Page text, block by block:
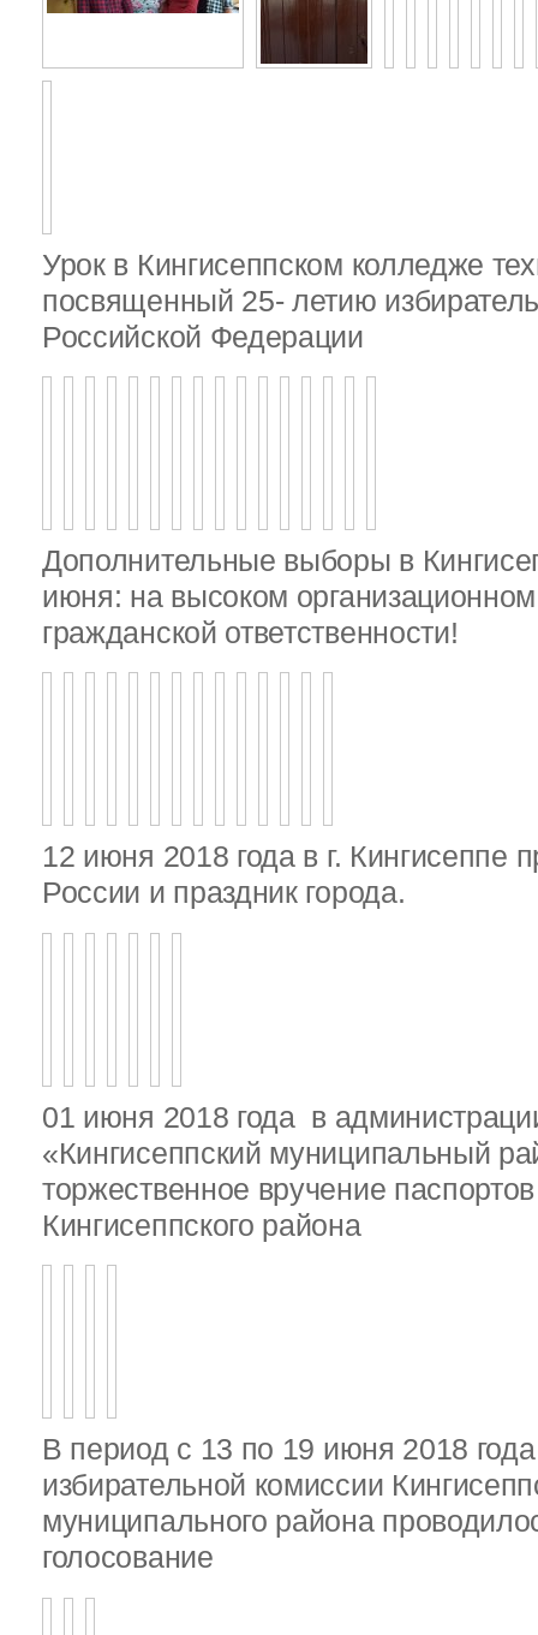
Урок в Кингисеппском колледже
посвященный 25- летию
Российской Федерации
Дополнительные выборы в
июня: на высоком
гражданской ответственности!
12 июня 2018 года в г. Кингисеппе
России и праздник города.
01 июня 2018 года в
«Кингисеппский муниципальный
торжественное вручение
Кингисеппского района
В период с 13 по 19 июня 2018
избирательной комиссии
муниципального района
голосование